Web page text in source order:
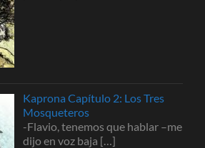
Kaprona Capítulo 2: Los Tres
Mosqueteros
-Flavio, tenemos que hablar –me
dijo en voz baja […]